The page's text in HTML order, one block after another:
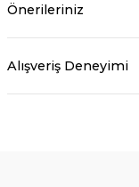
Önerileriniz
Alışveriş Deneyimi